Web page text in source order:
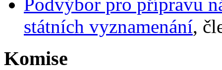
Podvýbor pro přípravu
státních vyznamenání,
Komise